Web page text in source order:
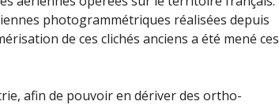
photogrammétriques réalisées depuis
de ces clichés anciens a été mené ces
afin de pouvoir en dériver des ortho-